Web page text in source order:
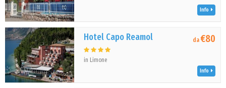
Info
Hotel Capo Reamol
in Limone
da€80
Info